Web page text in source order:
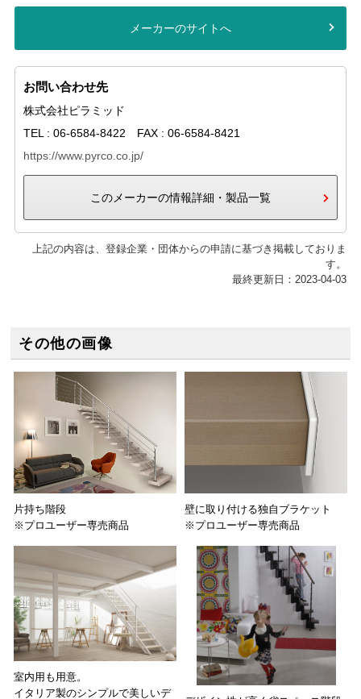
メーカーのサイトへ
お問い合わせ先
株式会社ピラミッド
TEL : 06-6584-8422 FAX : 06-6584-8421
https://www.pyrco.co.jp/
このメーカーの情報詳細・製品一覧
上記の内容は、登録企業・団体からの申請に基づき掲載しておりま
す。
最終更新日：2023-04-03
その他の画像
片持ち階段
※プロユーザー専売商品
壁に取り付ける独自ブラケット
※プロユーザー専売商品
室内用も用意。
イタリア製のシンプルで美しいデ